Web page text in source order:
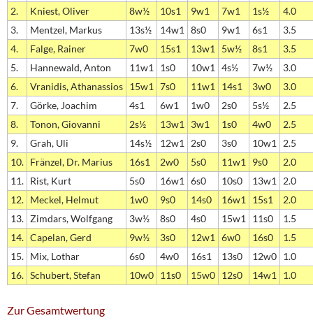
2.
Kniest, Oliver 8w½ 10s1 9w1 7w1 1s½
4.0
3.
Mentzel, Markus 13s½ 14w1 8s0 9w1 6s1
3.5
4.
Falge, Rainer 7w0 15s1 13w1 5w½ 8s1
3.5
5.
Hannewald, Anton 11w1 1s0 10w1 4s½ 7w½
3.0
6.
Vranidis, Athanassios 15w1 7s0 11w1 14s1 3w0
3.0
7.
Görke, Joachim 4s1 6w1 1w0 2s0 5s½
2.5
8.
Tonon, Giovanni 2s½ 13w1 3w1 1s0 4w0
2.5
9.
Grah, Uli 14s½ 12w1 2s0 3s0 10w1
2.5
10. Fränzel, Dr. Marius 16s1 2w0 5s0 11w1 9s0
2.0
11. Rist, Kurt 5s0 16w1 6s0 10s0 13w1
2.0
12. Meckel, Helmut 1w0 9s0 14s0 16w1 15s1
2.0
13. Zimdars, Wolfgang 3w½ 8s0 4s0 15w1 11s0
1.5
14. Capelan, Gerd 9w½ 3s0 12w1 6w0 16s0
1.5
15. Mix, Lothar 6s0 4w0 16s1 13s0 12w0 1.0
16. Schubert, Stefan 10w0 11s0 15w0 12s0 14w1 1.0
Zur Gesamtwertung